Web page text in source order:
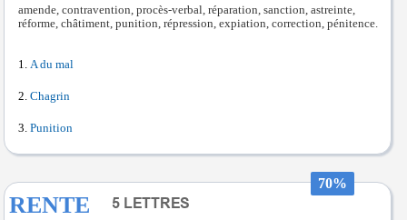
amende, contravention, procès-verbal, réparation, sanction, astreinte,
réforme, châtiment, punition, répression, expiation, correction, pénitence.
A du mal
Chagrin
Punition
70%
RENTE